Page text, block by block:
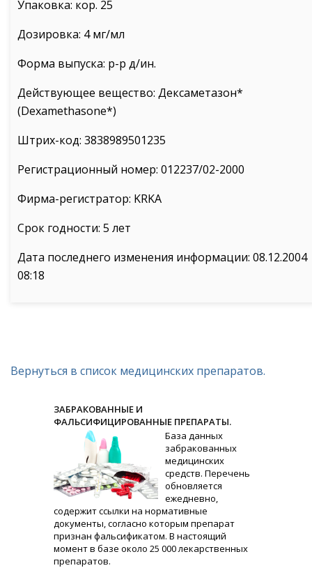
Упаковка: кор. 25
Дозировка: 4 мг/мл
Форма выпуска: р-р д/ин.
Действующее вещество: Дексаметазон*
(Dexamethasone*)
Штрих-код: 3838989501235
Регистрационный номер: 012237/02-2000
Фирма-регистратор: KRKA
Срок годности: 5 лет
Дата последнего изменения информации: 08.12.2004
08:18
Вернуться в список медицинских препаратов.
ЗАБРАКОВАННЫЕ И
ФАЛЬСИФИЦИРОВАННЫЕ ПРЕПАРАТЫ.
База данных
забракованных
медицинских
средств. Перечень
обновляется
ежедневно,
содержит ссылки на нормативные
документы, согласно которым препарат
признан фальсификатом. В настоящий
момент в базе около 25 000 лекарственных
препаратов.